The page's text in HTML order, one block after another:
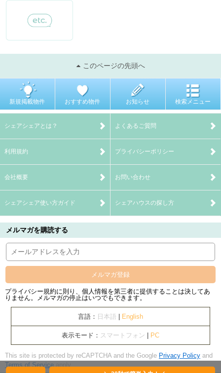
このページの先頭へ
新規掲載物件 おすすめ物件 お知らせ 検索メニュー
シェアシェアとは？ よくあるご質問
利用規約 プライバシーポリシー
会社概要 お問い合わせ
シェアシェア使い方ガイド シェアハウスの探し方
メルマガを購読する
メルマガ登録
プライバシー規約に則り、個人情報を第三者に提供することは決してあ
りません。メルマガの停止はいつでもできます。
言語： 日本語 | English
表示モード： スマートフォン | PC
This site is protected by reCAPTCHA and the Google Privacy Policy and
Terms of Service